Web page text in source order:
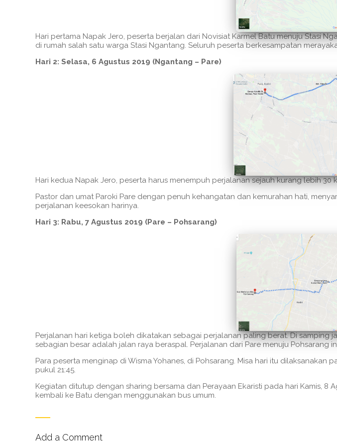
Hari pertama Napak Jero, peserta berjalan dari Novisiat Karmel Batu menuju Stasi
di rumah salah satu warga Stasi Ngantang. Seluruh peserta berkesampatan
Hari 2: Selasa, 6 Agustus 2019 (Ngantang – Pare)
Hari kedua Napak Jero, peserta harus menempuh perjalanan sejauh kurang lebih 30
Pastor dan umat Paroki Pare dengan penuh kehangatan dan kemurahan hati,
perjalanan keesokan harinya.
Hari 3: Rabu, 7 Agustus 2019 (Pare – Pohsarang)
Perjalanan hari ketiga boleh dikatakan sebagai perjalanan paling berat. Di
sebagian besar adalah jalan raya beraspal. Perjalanan dari Pare menuju
Para peserta menginap di Wisma Yohanes, di Pohsarang. Misa hari itu
pukul 21:45.
Kegiatan ditutup dengan sharing bersama dan Perayaan Ekaristi pada hari Kamis,
kembali ke Batu dengan menggunakan bus umum.
Add a Comment